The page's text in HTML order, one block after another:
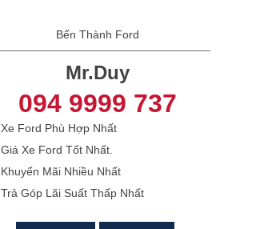
Bến Thành Ford
Mr.Duy
094 9999 737
Xe Ford Phù Hợp Nhất
Giá Xe Ford Tốt Nhất.
Khuyến Mãi Nhiều Nhất
Trả Góp Lãi Suất Thấp Nhất